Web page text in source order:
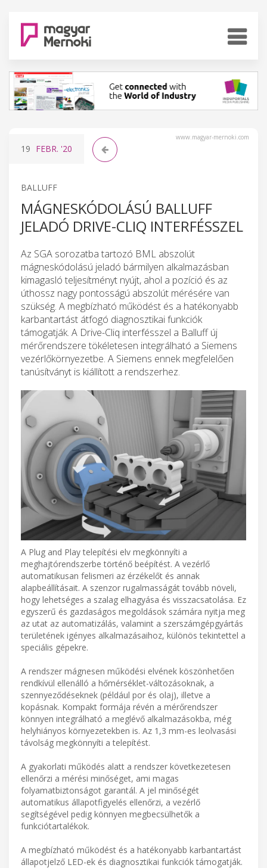
www.magyar-mernoki.com
19 FEBR. '20
BALLUFF
MÁGNESKÓDOLÁSÚ BALLUFF
JELADÓ DRIVE-CLIQ INTERFÉSSZEL
Az SGA sorozatba tartozó BML abszolút
mágneskódolású jeladó bármilyen alkalmazásban
kimagasló teljesítményt nyújt, ahol a pozíció és az
úthossz nagy pontosságú abszolút mérésére van
szükség. A megbízható működést és a hatékonyabb
karbantartást átfogó diagnosztikai funkciók
támogatják. A Drive-Cliq interfésszel a Balluff új
mérőrendszere tökéletesen integrálható a Siemens
vezérlőkörnyezetbe. A Siemens ennek megfelelően
tanúsítványt is kiállított a rendszerhez.
A Plug and Play telepítési elv megkönnyíti a
meghajtórendszerbe történő beépítést. A vezérlő
automatikusan felismeri az érzékelőt és annak
alapbeállításait. A szenzor rugalmasságát tovább növeli,
hogy lehetséges a szalag elhagyása és visszacsatolása. Ez
egyszerű és gazdaságos megoldások számára nyitja meg
az utat az automatizálás, valamint a szerszámgépgyártás
területének igényes alkalmazásaihoz, különös tekintettel a
speciális gépekre.
A rendszer mágnesen működési elvének köszönhetően
rendkívül ellenálló a hőmérséklet-változásoknak, a
szennyeződéseknek (például por és olaj), illetve a
kopásnak. Kompakt formája révén a mérőrendszer
könnyen integrálható a meglévő alkalmazásokba, még
helyhiányos környezetekben is. Az 1,3 mm-es leolvasási
távolság megkönnyíti a telepítést.
A gyakorlati működés alatt a rendszer következetesen
ellenőrzi a mérési minőséget, ami magas
folyamatbiztonságot garantál. A jel minőségét
automatikus állapotfigyelés ellenőrzi, a vezérlő
segítségével pedig könnyen megbecsülhetők a
funkciótartalékok.
A megbízható működést és a hatékonyabb karbantartást
állapotjelző LED-ek és diagnosztikai funkciók támogatják.